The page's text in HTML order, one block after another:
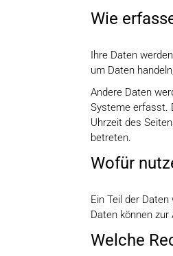
Wie
Ihre Daten
um Daten
Andere Daten
Systeme erfasst.
Uhrzeit des
betreten.
Wofür
Ein Teil der
Daten können
Welche